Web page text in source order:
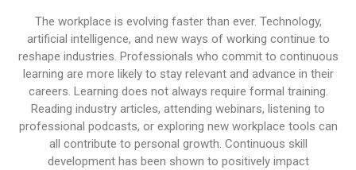
The workplace is evolving faster than ever. Technology,
artificial intelligence, and new ways of working continue to
reshape industries. Professionals who commit to continuous
learning are more likely to stay relevant and advance in their
careers. Learning does not always require formal training.
Reading industry articles, attending webinars, listening to
professional podcasts, or exploring new workplace tools can
all contribute to personal growth. Continuous skill
development has been shown to positively impact